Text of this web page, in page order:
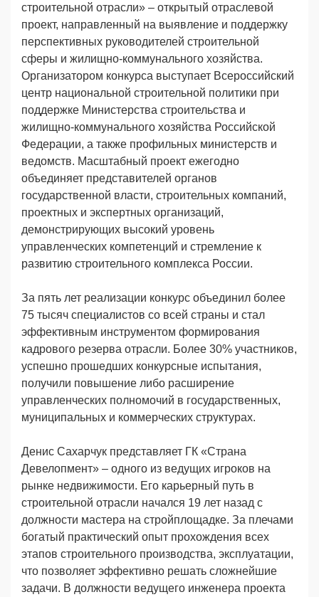
строительной отрасли» – открытый отраслевой
проект, направленный на выявление и поддержку
перспективных руководителей строительной
сферы и жилищно-коммунального хозяйства.
Организатором конкурса выступает Всероссийский
центр национальной строительной политики при
поддержке Министерства строительства и
жилищно-коммунального хозяйства Российской
Федерации, а также профильных министерств и
ведомств. Масштабный проект ежегодно
объединяет представителей органов
государственной власти, строительных компаний,
проектных и экспертных организаций,
демонстрирующих высокий уровень
управленческих компетенций и стремление к
развитию строительного комплекса России.
За пять лет реализации конкурс объединил более
75 тысяч специалистов со всей страны и стал
эффективным инструментом формирования
кадрового резерва отрасли. Более 30% участников,
успешно прошедших конкурсные испытания,
получили повышение либо расширение
управленческих полномочий в государственных,
муниципальных и коммерческих структурах.
Денис Сахарчук представляет ГК «Страна
Девелопмент» – одного из ведущих игроков на
рынке недвижимости. Его карьерный путь в
строительной отрасли начался 19 лет назад с
должности мастера на стройплощадке. За плечами
богатый практический опыт прохождения всех
этапов строительного производства, эксплуатации,
что позволяет эффективно решать сложнейшие
задачи. В должности ведущего инженера проекта